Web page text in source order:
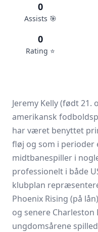
0
Assists 🎯
0
Rating ⭐️
Jeremy Kelly (født 21.
amerikansk
har været benyttet
fløj og som i perioder
midtbanespiller i
professionelt i både
klubplan
Phoenix Rising (på
og senere Charleston
ungdomsårene